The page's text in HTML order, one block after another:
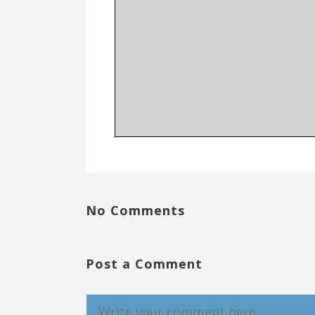
No Comments
Post a Comment